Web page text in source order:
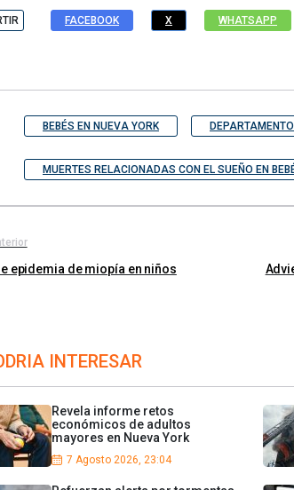
FACEBOOK X WHATSAPP
BEBÉS EN NUEVA YORK
MUERTES RELACIONADAS CON EL SUEÑO EN
epidemia de miopía en niños
INTERESAR
Revela informe retos
económicos de adultos
mayores en Nueva York
7 Agosto 2026, 23:04